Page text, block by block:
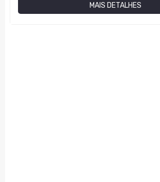
MAIS DETALHES